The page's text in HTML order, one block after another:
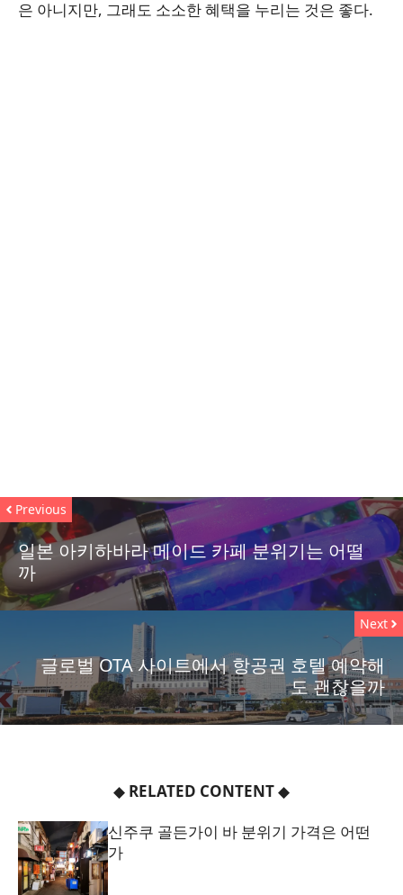
은 아니지만, 그래도 소소한 혜택을 누리는 것은 좋다.
Previous
일본 아키하바라 메이드 카페 분위기는 어떨
까
Next
글로벌 OTA 사이트에서 항공권 호텔 예약해
도 괜찮을까
◆ RELATED CONTENT◆
신주쿠 골든가이 바 분위기 가격은 어떤
가